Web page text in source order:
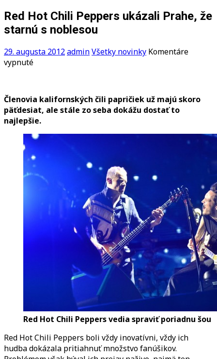
Red Hot Chili Peppers ukázali Prahe, že
starnú s noblesou
29. augusta 2012adminVšetky novinky Komentáre
vypnuténa
Chili
Peppers
ukázali
Prahe,
že
starnú
s
noblesou
Členovia kalifornských čili papričiek už majú skoro
päťdesiat, ale stále zo seba dokážu dostať to
najlepšie.
Red Hot Chili Peppers vedia spraviť poriadnu šou
Red Hot Chili Peppers boli vždy inovatívni, vždy ich
hudba dokázala pritiahnuť množstvo fanúšikov.